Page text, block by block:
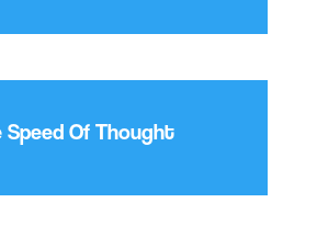
Speed Of Thought